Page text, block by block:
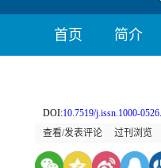
首页 简介
DOI:10.7519/j.issn.1000-
查看/发表评论
过刊浏览